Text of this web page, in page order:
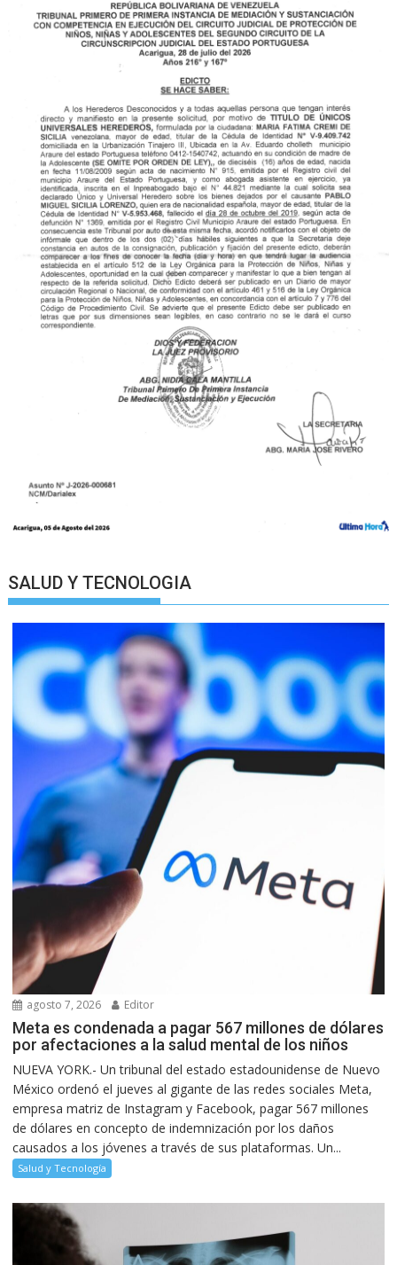
SALUD Y TECNOLOGIA
agosto 7, 2026 Editor
Meta es condenada a pagar 567 millones de dólares
por afectaciones a la salud mental de los niños
NUEVA YORK.- Un tribunal del estado estadounidense de Nuevo
México ordenó el jueves al gigante de las redes sociales Meta,
empresa matriz de Instagram y Facebook, pagar 567 millones
de dólares en concepto de indemnización por los daños
causados a los jóvenes a través de sus plataformas. Un...
Salud y Tecnología